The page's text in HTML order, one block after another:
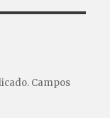
Campos